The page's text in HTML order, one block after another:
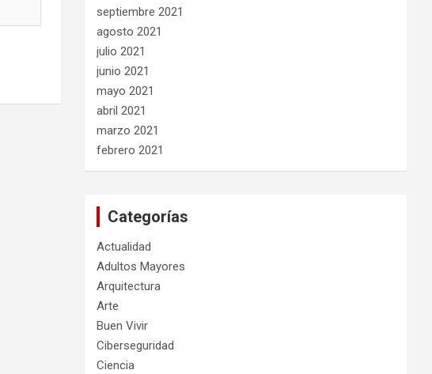
septiembre 2021
agosto 2021
julio 2021
junio 2021
mayo 2021
abril 2021
marzo 2021
febrero 2021
Categorías
Actualidad
Adultos Mayores
Arquitectura
Arte
Buen Vivir
Ciberseguridad
Ciencia